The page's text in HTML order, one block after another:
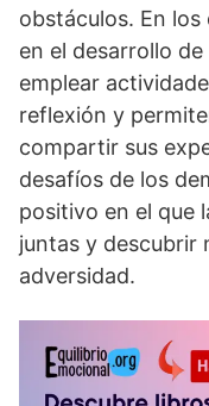
obstáculos. En
en el desarrollo de
emplear
reflexión y
compartir sus
desafí­os de los
positivo en el que
juntas y descubrir
adversidad.